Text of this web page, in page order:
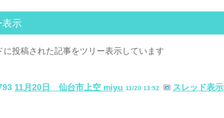
表示
に投稿された記事をツリー表示しています
11月20日 仙台市上空 miyu 11/20 13:52 スレッド表示